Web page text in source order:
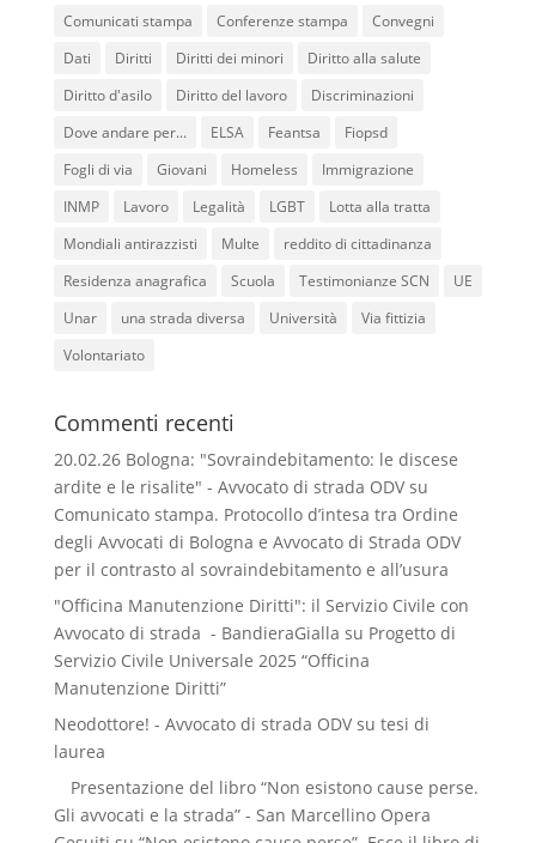
Comunicati stampa
Conferenze stampa
Convegni
Dati
Diritti Diritti dei minori
Diritto alla salute
Diritto d'asilo
Diritto del lavoro
Discriminazioni
Dove andare per...
ELSA Feantsa
Fiopsd
Fogli di via
Giovani Homeless
Immigrazione
INMP
Lavoro Legalità LGBT
Lotta alla tratta
Mondiali antirazzisti
Multe
reddito di cittadinanza
Residenza anagrafica
Scuola Testimonianze SCN
UE
Unar
una strada diversa Università
Via fittizia
Volontariato
Commenti recenti
20.02.26 Bologna: "Sovraindebitamento: le discese
ardite e le risalite" - Avvocato di strada ODVsu
Comunicato stampa. Protocollo d’intesa tra Ordine
degli Avvocati di Bologna e Avvocato di Strada ODV
per il contrasto al sovraindebitamento e all’usura
"Officina Manutenzione Diritti": il Servizio Civile con
Avvocato di strada - BandieraGialla su Progetto di
Servizio Civile Universale 2025 “Officina
Manutenzione Diritti”
Neodottore! - Avvocato di strada ODVsu tesi di
laurea
Presentazione del libro “Non esistono cause perse.
Gli avvocati e la strada” - San Marcellino Opera